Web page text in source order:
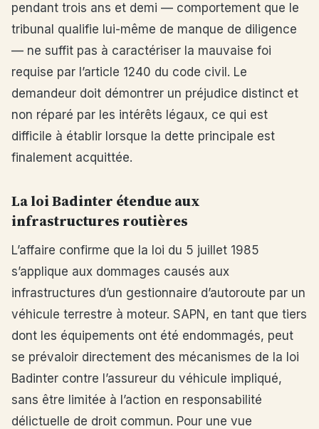
pendant trois ans et demi — comportement que le
tribunal qualifie lui-même de manque de diligence
— ne suffit pas à caractériser la mauvaise foi
requise par l’article 1240 du code civil. Le
demandeur doit démontrer un préjudice distinct et
non réparé par les intérêts légaux, ce qui est
difficile à établir lorsque la dette principale est
finalement acquittée.
La loi Badinter étendue aux
infrastructures routières
L’affaire confirme que la loi du 5 juillet 1985
s’applique aux dommages causés aux
infrastructures d’un gestionnaire d’autoroute par un
véhicule terrestre à moteur. SAPN, en tant que tiers
dont les équipements ont été endommagés, peut
se prévaloir directement des mécanismes de la loi
Badinter contre l’assureur du véhicule impliqué,
sans être limitée à l’action en responsabilité
délictuelle de droit commun. Pour une vue